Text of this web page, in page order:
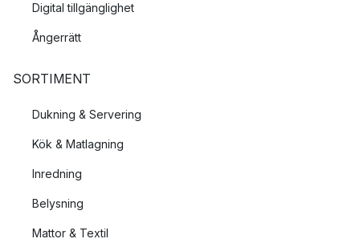
Digital tillgänglighet
Ångerrätt
SORTIMENT
Dukning & Servering
Kök & Matlagning
Inredning
Belysning
Mattor & Textil